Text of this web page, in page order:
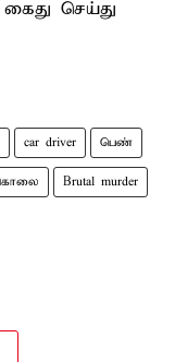
செய்து
car driver பெண்
Brutal murder